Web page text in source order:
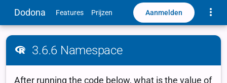
Dodona Features Prijzen Aanmelden
3.6.6 Namespace